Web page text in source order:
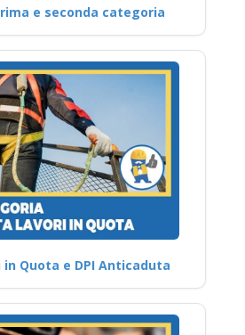
e seconda categoria
in Quota e DPI Anticaduta